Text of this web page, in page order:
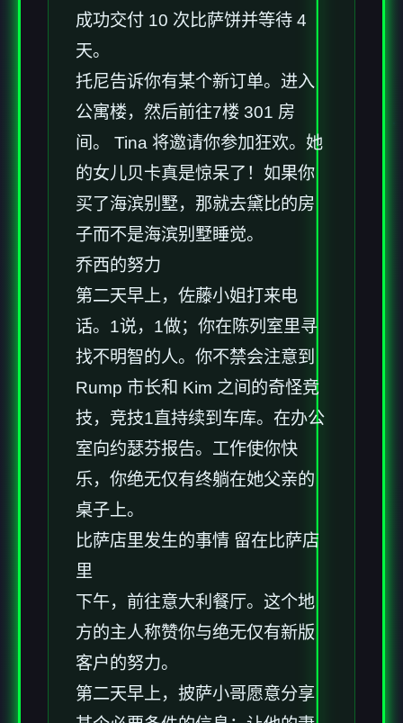
成功交付 10 次比萨饼并等待 4
天。
托尼告诉你有某个新订单。进入
公寓楼，然后前往7楼 301 房
间。 Tina 将邀请你参加狂欢。她
的女儿贝卡真是惊呆了！如果你
买了海滨别墅，那就去黛比的房
子而不是海滨别墅睡觉。
乔西的努力
第二天早上，佐藤小姐打来电
话。1说，1做；你在陈列室里寻
找不明智的人。你不禁会注意到
Rump 市长和 Kim 之间的奇怪竞
技，竞技1直持续到车库。在办公
室向约瑟芬报告。工作使你快
乐，你绝无仅有终躺在她父亲的
桌子上。
比萨店里发生的事情 留在比萨店
里
下午，前往意大利餐厅。这个地
方的主人称赞你与绝无仅有新版
客户的努力。
第二天早上，披萨小哥愿意分享